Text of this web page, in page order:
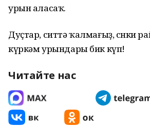
урын аласаҡ.
Дуҫтар, ситтә ҡалмағыҙ, сөнки
күркәм урындары бик күп!
Читайте нас